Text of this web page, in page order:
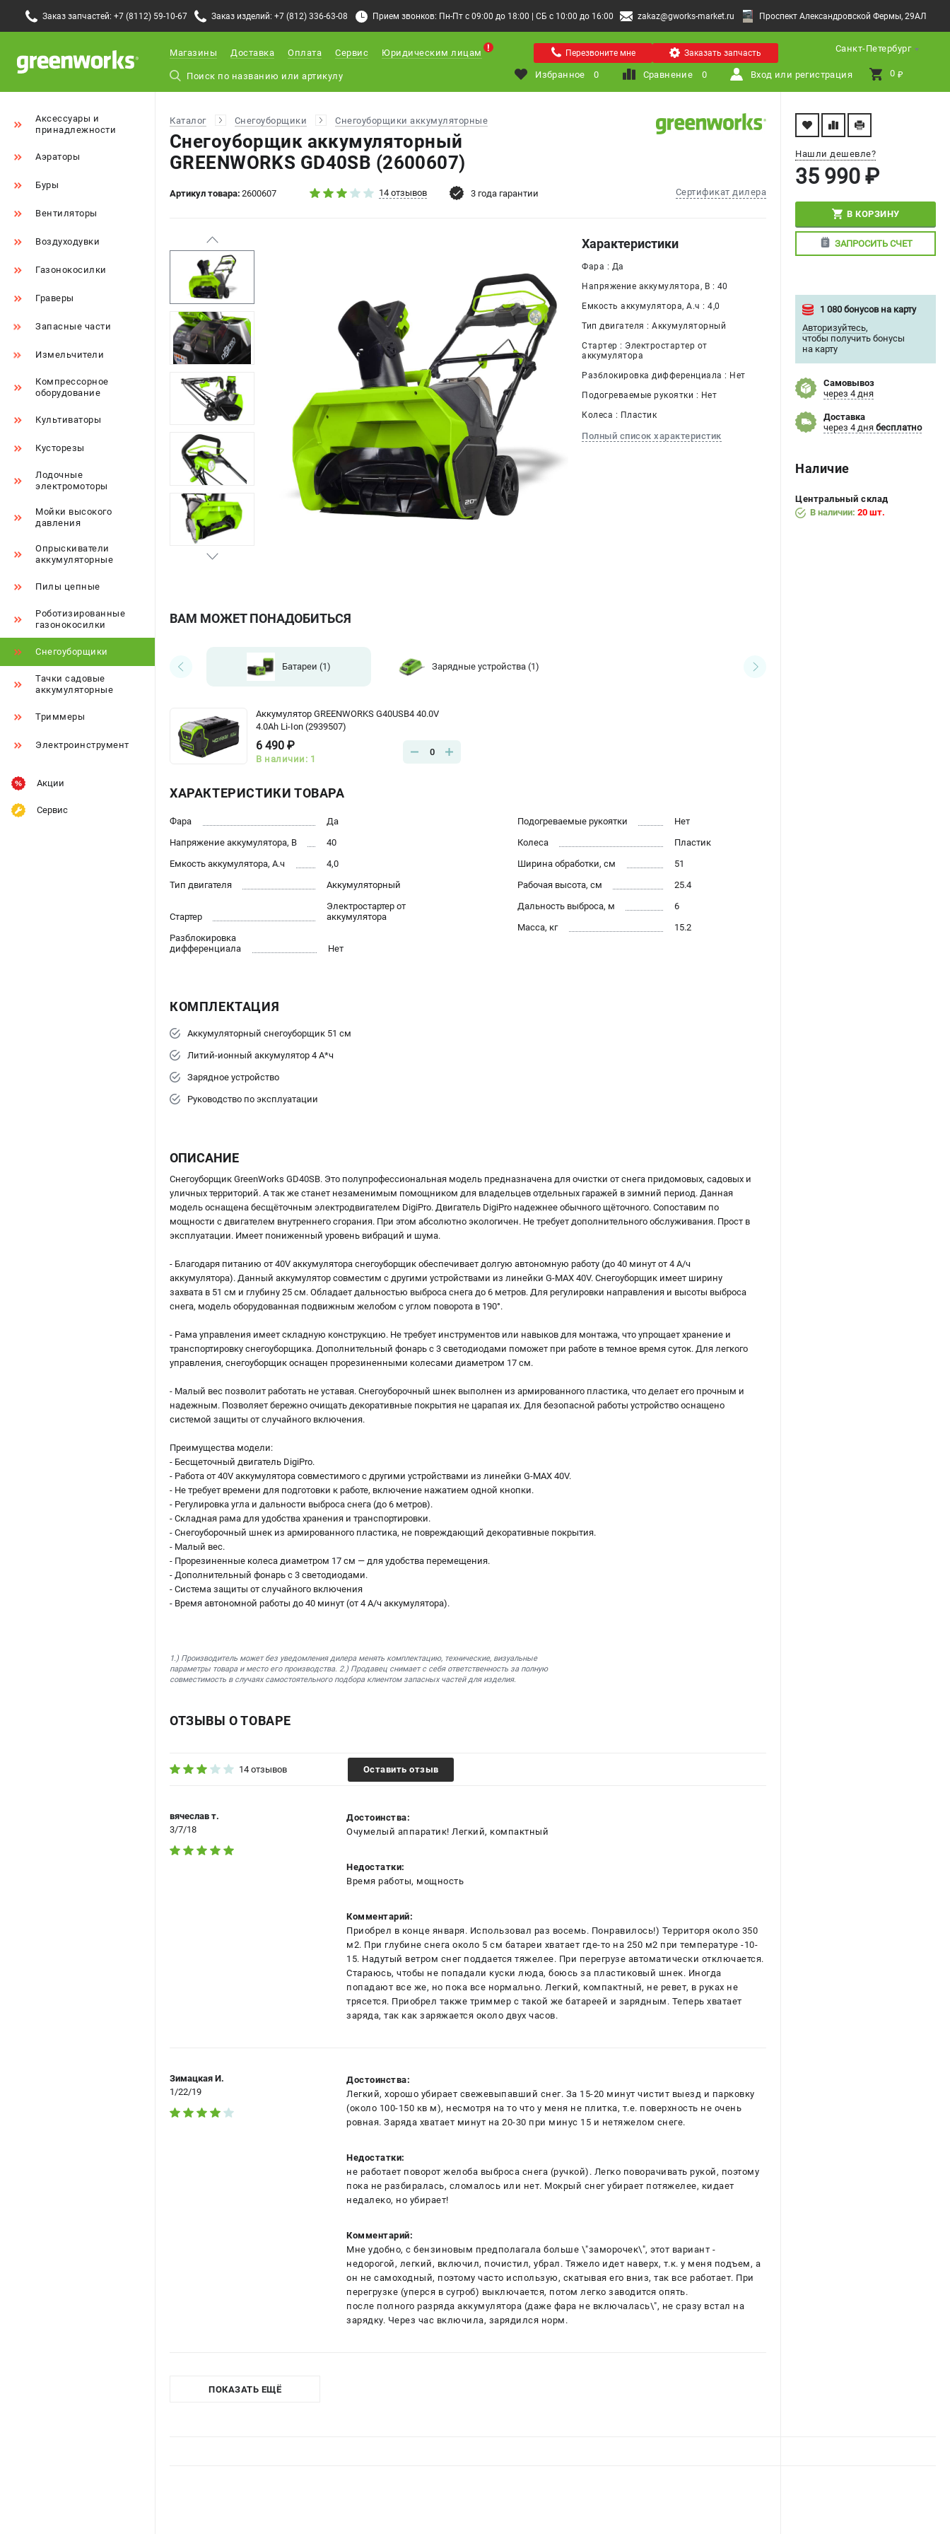
Заказ запчастей: +7 (8112) 59-10-67 Заказ изделий: +7 (812) 336-63-08 Прием звонков: Пн-Пт с 09:00 до 18:00 | СБ с 10:00 до 16:00 zakaz@gworks-market.ru Проспект Александровской Фермы, 29АЛ
Санкт-Петербург
Магазины Доставка Оплата Сервис Юридическим лицам Перезвоните мне Заказать запчасть
Избранное 0 Сравнение 0 Вход или регистрация 0 ₽
Аксессуары и
принадлежности
Аэраторы
Буры
Вентиляторы
Воздуходувки
Газонокосилки
Граверы
Запасные части
Измельчители
Компрессорное
оборудование
Культиваторы
Кусторезы
Лодочные
электромоторы
Мойки высокого
давления
Опрыскиватели
аккумуляторные
Пилы цепные
Роботизированные
газонокосилки
Снегоуборщики
Тачки садовые
аккумуляторные
Триммеры
Электроинструмент
Акции
Сервис
Каталог Снегоуборщики Снегоуборщики аккумуляторные
Снегоуборщик аккумуляторный
GREENWORKS GD40SB (2600607)
Артикул товара: 2600607 14 отзывов Сертификат дилера
3 года гарантии
Нашли дешевле?
35 990 ₽
В КОРЗИНУ
ЗАПРОСИТЬ СЧЕТ
1 080 бонусов на карту
Авторизуйтесь,
чтобы получить бонусы
на карту
Самовывоз
через 4 дня
Доставка
через 4 дня бесплатно
Наличие
Центральный склад
В наличии: 20 шт.
Характеристики
Фара : Да
Напряжение аккумулятора, В : 40
Емкость аккумулятора, А.ч : 4,0
Тип двигателя : Аккумуляторный
Стартер : Электростартер от
аккумулятора
Разблокировка дифференциала : Нет
Подогреваемые рукоятки : Нет
Колеса : Пластик
Полный список характеристик
ВАМ МОЖЕТ ПОНАДОБИТЬСЯ
Батареи (1) Зарядные устройства(1)
Аккумулятор GREENWORKS G40USB4 40.0V
4.0Ah Li-Ion (2939507)
6 490 ₽
В наличии: 1
0
ХАРАКТЕРИСТИКИ ТОВАРА
Фара
Да
Напряжение аккумулятора, В
40
Емкость аккумулятора, А.ч
4,0
Тип двигателя
Аккумуляторный
Стартер
Электростартер от
аккумулятора
Разблокировка
дифференциала
Нет
Подогреваемые рукоятки
Нет
Колеса
Пластик
Ширина обработки, см
51
Рабочая высота, см
25.4
Дальность выброса, м
6
Масса, кг
15.2
КОМПЛЕКТАЦИЯ
Аккумуляторный снегоуборщик 51 см
Литий-ионный аккумулятор 4 А*ч
Зарядное устройство
Руководство по эксплуатации
ОПИСАНИЕ
Снегоуборщик GreenWorks GD40SB. Это полупрофессиональная модель предназначена для очистки от снега придомовых, садовых и
уличных территорий. А так же станет незаменимым помощником для владельцев отдельных гаражей в зимний период. Данная
модель оснащена бесщёточным электродвигателем DigiPro. Двигатель DigiPro надежнее обычного щёточного. Сопоставим по
мощности с двигателем внутреннего сгорания. При этом абсолютно экологичен. Не требует дополнительного обслуживания. Прост в
эксплуатации. Имеет пониженный уровень вибраций и шума.
- Благодаря питанию от 40V аккумулятора снегоуборщик обеспечивает долгую автономную работу (до 40 минут от 4 А/ч
аккумулятора). Данный аккумулятор совместим с другими устройствами из линейки G-MAX 40V. Снегоуборщик имеет ширину
захвата в 51 см и глубину 25 см. Обладает дальностью выброса снега до 6 метров. Для регулировки направления и высоты выброса
снега, модель оборудованная подвижным желобом с углом поворота в 190°.
- Рама управления имеет складную конструкцию. Не требует инструментов или навыков для монтажа, что упрощает хранение и
транспортировку снегоуборщика. Дополнительный фонарь с 3 светодиодами поможет при работе в темное время суток. Для легкого
управления, снегоуборщик оснащен прорезиненными колесами диаметром 17 см.
- Малый вес позволит работать не уставая. Снегоуборочный шнек выполнен из армированного пластика, что делает его прочным и
надежным. Позволяет бережно очищать декоративные покрытия не царапая их. Для безопасной работы устройство оснащено
системой защиты от случайного включения.
Преимущества модели:
- Бесщеточный двигатель DigiPro.
- Работа от 40V аккумулятора совместимого с другими устройствами из линейки G-MAX 40V.
- Не требует времени для подготовки к работе, включение нажатием одной кнопки.
- Регулировка угла и дальности выброса снега (до 6 метров).
- Складная рама для удобства хранения и транспортировки.
- Снегоуборочный шнек из армированного пластика, не повреждающий декоративные покрытия.
- Малый вес.
- Прорезиненные колеса диаметром 17 см — для удобства перемещения.
- Дополнительный фонарь с 3 светодиодами.
- Система защиты от случайного включения
- Время автономной работы до 40 минут (от 4 А/ч аккумулятора).
1.) Производитель может без уведомления дилера менять комплектацию, технические, визуальные
параметры товара и место его производства. 2.) Продавец снимает с себя ответственность за полную
совместимость в случаях самостоятельного подбора клиентом запасных частей для изделия.
ОТЗЫВЫ О ТОВАРЕ
14 отзывов Оставить отзыв
вячеслав т.
3/7/18
Достоинства:
Очумелый аппаратик! Легкий, компактный
Недостатки:
Время работы, мощность
Комментарий:
Приобрел в конце января. Использовал раз восемь. Понравилось!) Территоря около 350
м2. При глубине снега около 5 см батареи хватает где-то на 250 м2 при температуре -10-
15. Надутый ветром снег поддается тяжелее. При перегрузе автоматически отключается.
Стараюсь, чтобы не попадали куски люда, боюсь за пластиковый шнек. Иногда
попадают все же, но пока все нормально. Легкий, компактный, не ревет, в руках не
трясется. Приобрел также триммер с такой же батареей и зарядным. Теперь хватает
заряда, так как заряжается около двух часов.
Зимацкая И.
1/22/19
Достоинства:
Легкий, хорошо убирает свежевыпавший снег. За 15-20 минут чистит выезд и парковку
(около 100-150 кв м), несмотря на то что у меня не плитка, т.е. поверхность не очень
ровная. Заряда хватает минут на 20-30 при минус 15 и нетяжелом снеге.
Недостатки:
не работает поворот желоба выброса снега (ручкой). Легко поворачивать рукой, поэтому
пока не разбиралась, сломалось или нет. Мокрый снег убирает потяжелее, кидает
недалеко, но убирает!
Комментарий:
Мне удобно, с бензиновым предполагала больше \"заморочек\", этот вариант -
недорогой, легкий, включил, почистил, убрал. Тяжело идет наверх, т.к. у меня подъем, а
он не самоходный, поэтому часто использую, скатывая его вниз, так все работает. При
перегрузке (уперся в сугроб) выключается, потом легко заводится опять.
после полного разряда аккумулятора (даже фара не включалась\", не сразу встал на
зарядку. Через час включила, зарядился норм.
ПОКАЗАТЬ ЕЩЁ